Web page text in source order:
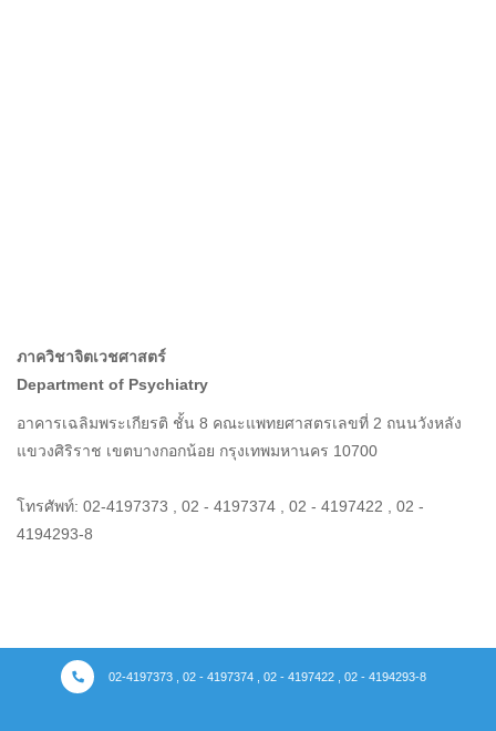
ภาควิชาจิตเวชศาสตร์
Department of Psychiatry
อาคารเฉลิมพระเกียรติ ชั้น 8 คณะแพทยศาสตรเลขที่ 2 ถนนวังหลัง
แขวงศิริราช เขตบางกอกน้อย กรุงเทพมหานคร 10700
โทรศัพท์: 02-4197373 , 02 - 4197374 , 02 - 4197422 , 02 -
4194293-8
02-4197373 , 02 - 4197374 , 02 - 4197422 , 02 - 4194293-8